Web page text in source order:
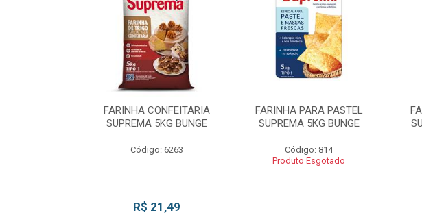
FARINHA CONFEITARIA
SUPREMA 5KG BUNGE
Código: 6263
R$ 21,49
FARINHA PARA PASTEL
SUPREMA 5KG BUNGE
Código: 814
Produto Esgotado